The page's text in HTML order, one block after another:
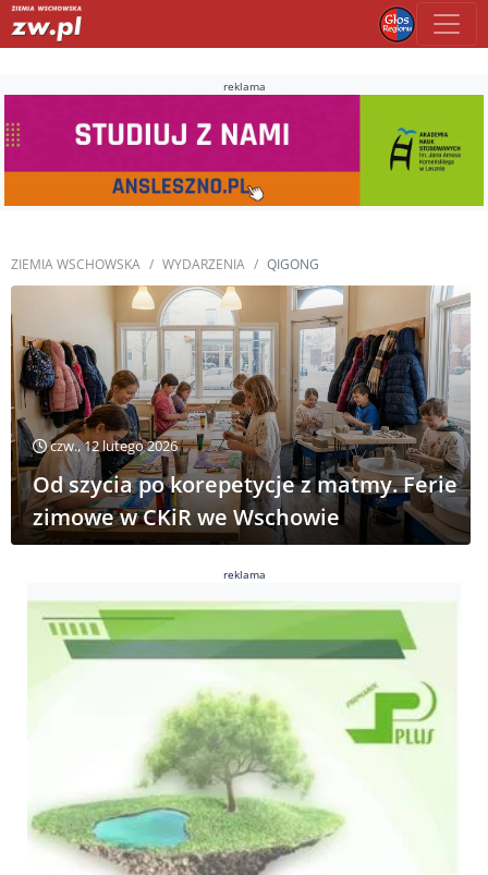
reklama
ZIEMIA WSCHOWSKA WYDARZENIA QIGONG
czw., 12 lutego 2026
Od szycia po korepetycje z matmy. Ferie
zimowe w CKiR we Wschowie
reklama